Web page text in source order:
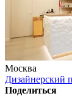
Москва
Дизайнерский
Поделиться